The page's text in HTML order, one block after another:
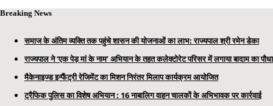
Breaking News
समाज के अंतिम व्यक्ति तक पहुंचे शासन की योजनाओं का लाभ: राज्यपाल श्री रमेन डेका
राज्यपाल ने ‘एक पेड़ मां के नाम’ अभियान के तहत कलेक्टोरेट परिसर में लगाया बादाम का पौधा
मैकेनाइज्ड इन्फैंट्री रेजिमेंट का मिशन निरंतर मिलाप कार्यक्रम आयोजित
ट्रैफिक पुलिस का विशेष अभियान : 16 नाबालिग वाहन चालकों के अभिभावक पर कार्रवाई